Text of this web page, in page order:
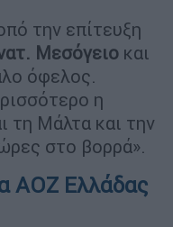
την επίτευξη
Μεσόγειο και
όφελος.
η
τη Μάλτα και την
στο βορρά».
ΑΟΖ Ελλάδας